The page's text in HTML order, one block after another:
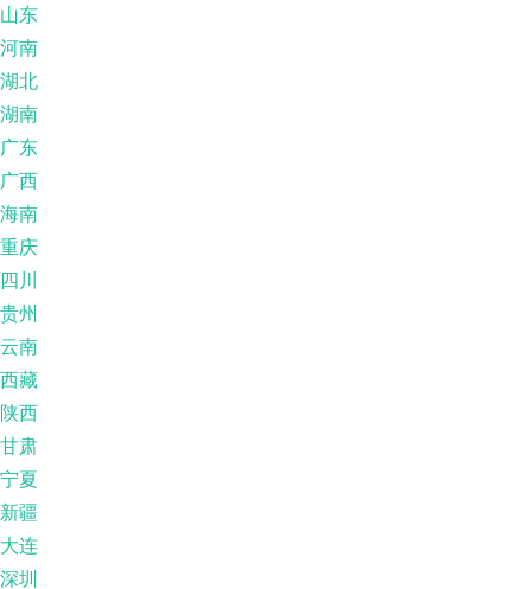
山东
河南
湖北
湖南
广东
广西
海南
重庆
四川
贵州
云南
西藏
陕西
甘肃
宁夏
新疆
大连
深圳